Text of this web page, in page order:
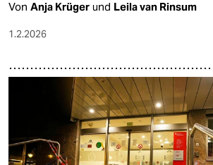
Von Anja Krüger und Leila van Rinsum
1.2.2026